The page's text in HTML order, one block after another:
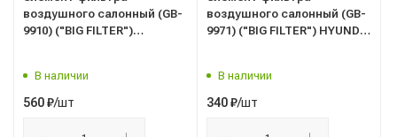
воздушного салонный (GB-
9910) ("BIG FILTER")
8114010U8520,
8126100U851025, P87901F200)
В наличии
560₽/шт
воздушного салонный (GB-
9971) ("BIG FILTER") HYUNDAI
В наличии
340₽/шт